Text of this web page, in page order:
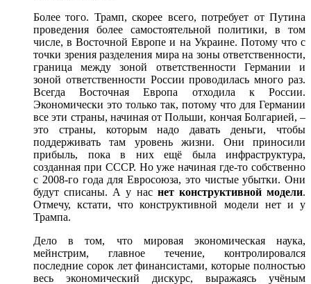
Более того. Трамп, скорее всего, потребует от Путина
проведения более самостоятельной политики, в том
числе, в Восточной Европе и на Украине. Потому что с
точки зрения разделения мира на зоны ответственности,
граница между зоной ответственности Германии и
зоной ответственности России проводилась много раз.
Всегда Восточная Европа отходила к России.
Экономически это только так, потому что для Германии
все эти страны, начиная от Польши, кончая Болгарией, ‒
это страны, которым надо давать деньги, чтобы
поддерживать там уровень жизни. Они приносили
прибыль, пока в них ещë была инфраструктура,
созданная при СССР. Но уже начиная где-то собственно
с 2008-го года для Евросоюза, это чистые убытки. Они
будут списаны. А у нас нет конструктивной модели.
Отмечу, кстати, что конструктивной модели нет и у
Трампа.
Дело в том, что мировая экономическая наука,
мейнстрим, главное течение, контролировался
последние сорок лет финансистами, которые полностью
весь экономический дискурс, выражаясь учëным